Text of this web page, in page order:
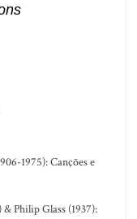
1975): Canções e
Philip Glass (1937):